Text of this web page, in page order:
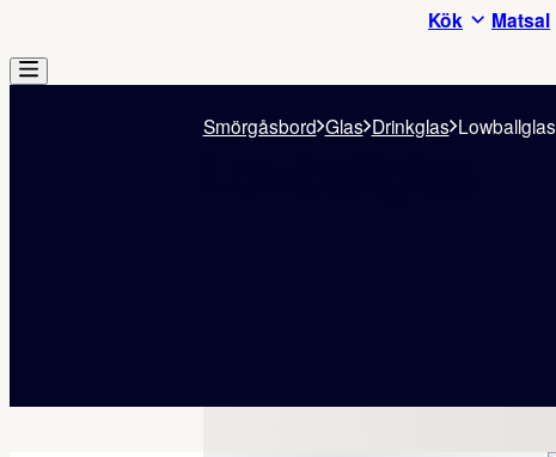
Kök Matsal
Smörgåsbord Glas Drinkglas Lowballglas